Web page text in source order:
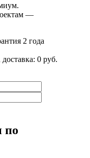
—
2 года
0 руб.
по